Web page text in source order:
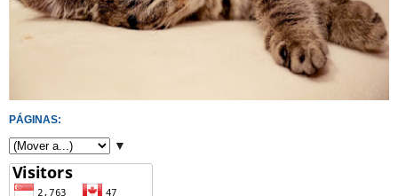
PÁGINAS:
▼